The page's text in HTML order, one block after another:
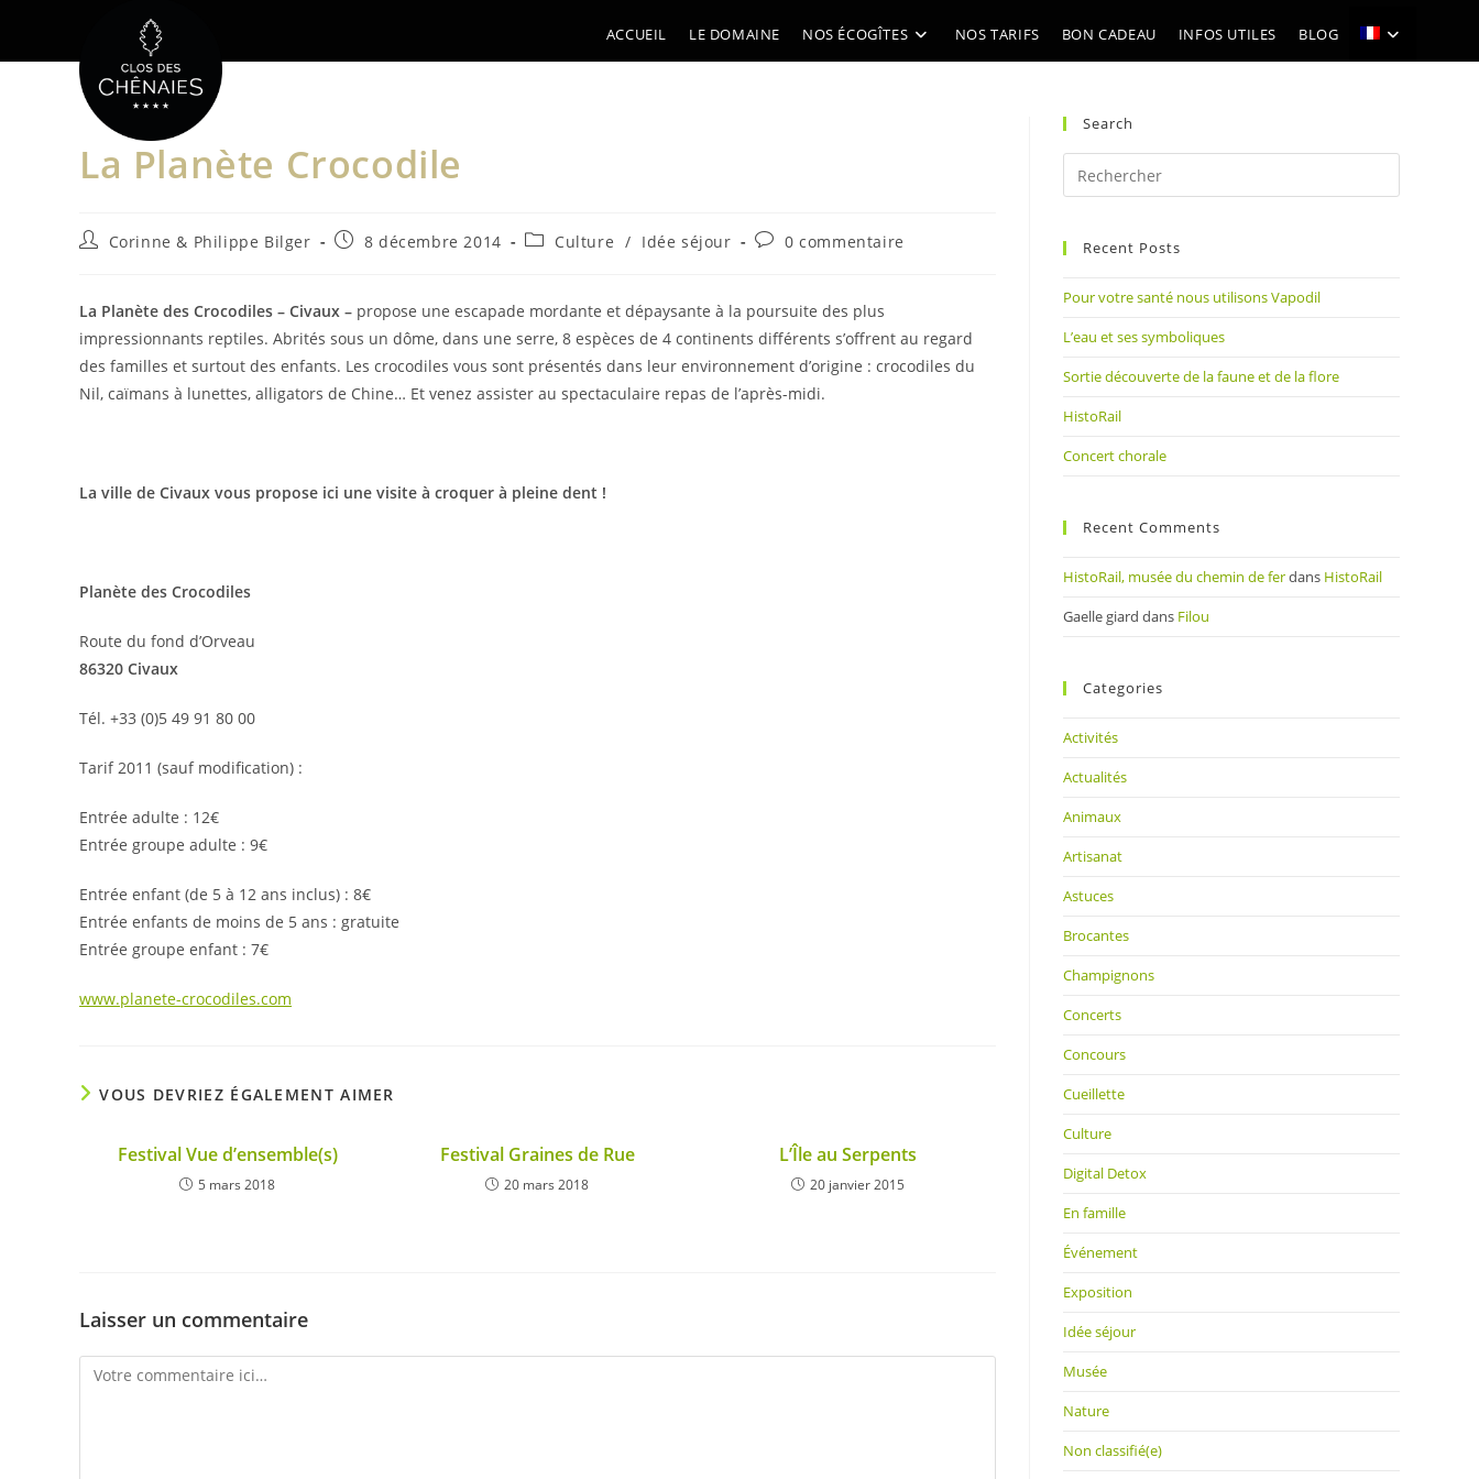
content
ACCUEIL LE DOMAINE NOS ÉCOGÎTES NOS TARIFS BON CADEAU INFOS UTILES BLOG
La Planète Crocodile
Auteur/autrice
publication :
Corinne & Philippe Bilger
Publication
8 décembre 2014
PostCulture / Idée séjour
Commentaires
publication :
0 commentaire
La Planète des Crocodiles – Civaux – propose une escapade mordante et dépaysante à la poursuite des plus
impressionnants reptiles. Abrités sous un dôme, dans une serre, 8 espèces de 4 continents différents s’offrent au regard
des familles et surtout des enfants. Les crocodiles vous sont présentés dans leur environnement d’origine : crocodiles du
Nil, caïmans à lunettes, alligators de Chine… Et venez assister au spectaculaire repas de l’après-midi.
La ville de Civaux vous propose ici une visite à croquer à pleine dent !
Planète des Crocodiles
Route du fond d’Orveau
86320 Civaux
Tél. +33 (0)5 49 91 80 00
Tarif 2011 (sauf modification) :
Entrée adulte : 12€
Entrée groupe adulte : 9€
Entrée enfant (de 5 à 12 ans inclus) : 8€
Entrée enfants de moins de 5 ans : gratuite
Entrée groupe enfant : 7€
www.planete-crocodiles.com
VOUS DEVRIEZ ÉGALEMENT AIMER
Festival Vue d’ensemble(s)
5 mars 2018
Festival Graines de Rue
20 mars 2018
L’Île au Serpents
20 janvier 2015
Laisser un commentaire
Comment
Search
Escape
Recent Posts
Pour votre santé nous utilisons Vapodil
L’eau et ses symboliques
Sortie découverte de la faune et de la flore
HistoRail
Concert chorale
Recent Comments
HistoRail, musée du chemin de ferdans HistoRail
Gaelle giard dans Filou
Categories
Activités
Actualités
Animaux
Artisanat
Astuces
Brocantes
Champignons
Concerts
Concours
Cueillette
Culture
Digital Detox
En famille
Événement
Exposition
Idée séjour
Musée
Nature
Non classifié(e)